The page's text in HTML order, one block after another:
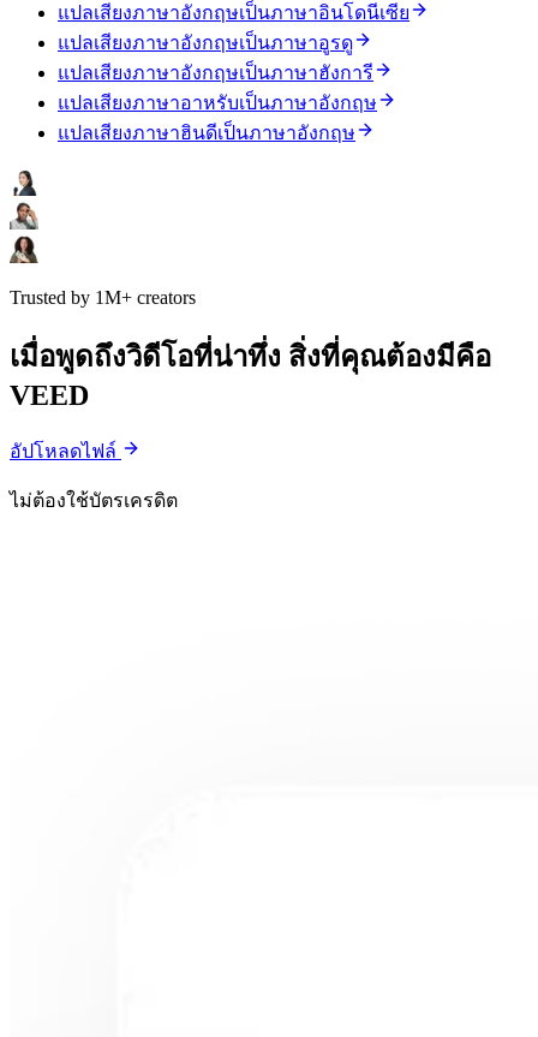
แปลเสียงภาษาอังกฤษเป็นภาษาอินโดนีเซีย
แปลเสียงภาษาอังกฤษเป็นภาษาอูรดู
แปลเสียงภาษาอังกฤษเป็นภาษาฮังการี
แปลเสียงภาษาอาหรับเป็นภาษาอังกฤษ
แปลเสียงภาษาฮินดีเป็นภาษาอังกฤษ
Trusted by 1M+ creators
เมื่อพูดถึงวิดีโอที่น่าทึ่ง สิ่งที่คุณต้องมีคือ
VEED
อัปโหลดไฟล์
ไม่ต้องใช้บัตรเครดิต